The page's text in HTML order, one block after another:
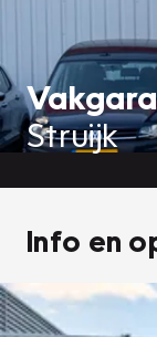
Struijk
Info en